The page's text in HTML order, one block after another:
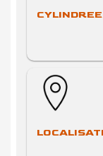
CYLINDREE